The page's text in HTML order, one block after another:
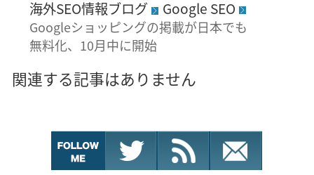
海外SEO情報ブログ Google SEO
Googleショッピングの掲載が日本でも
無料化、10月中に開始
関連する記事はありません